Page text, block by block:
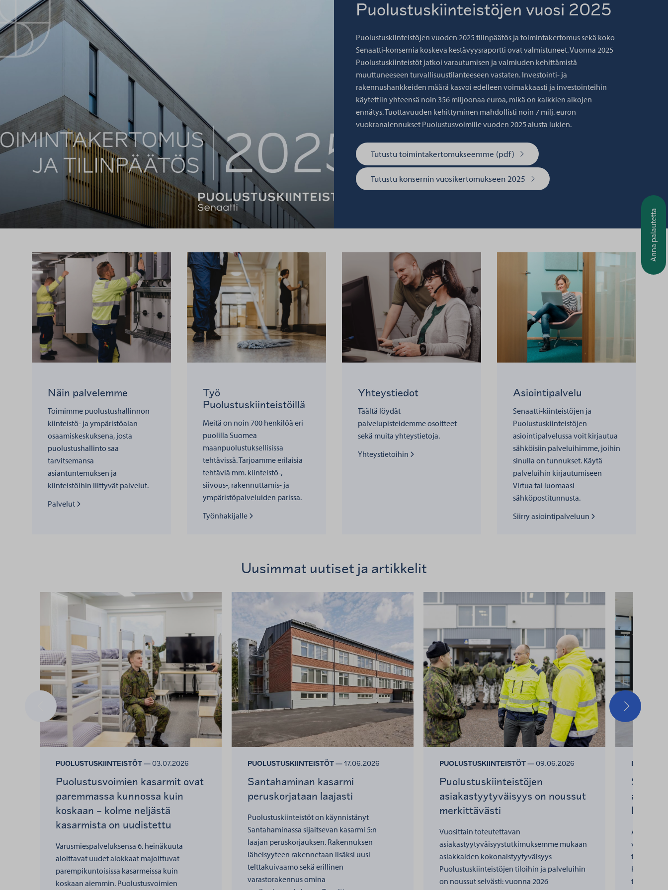
Puolustuskiinteistöjen vuosi 2025
Puolustuskiinteistöjen vuoden 2025 tilinpäätös ja toimintakertomus sekä koko
Senaatti-konsernia koskeva kestävyysraportti ovat valmistuneet. Vuonna 2025
Puolustuskiinteistöt jatkoi varautumisen ja valmiuden kehittämistä
muuttuneeseen turvallisuustilanteeseen vastaten. Investointi- ja
rakennushankkeiden määrä kasvoi edelleen voimakkaasti ja investointeihin
käytettiin yhteensä noin 356 miljoonaa euroa, mikä on kaikkien aikojen
ennätys. Tuottavuuden kehittyminen mahdollisti noin 7 milj. euron
vuokranalennukset Puolustusvoimille vuoden 2025 alusta lukien.
Tutustu toimintakertomukseemme (pdf)
Tutustu konsernin vuosikertomukseen 2025
Näin palvelemme
Toimimme puolustushallinnon
kiinteistö- ja ympäristöalan
osaamiskeskuksena, josta
puolustushallinto saa
tarvitsemansa
asiantuntemuksen ja
kiinteistöihin liittyvät palvelut.
Lue lisää kohteesta
Palvelut
Työ
Puolustuskiinteistöillä
Meitä on noin 700 henkilöä eri
puolilla Suomea
maanpuolustuksellisissa
tehtävissä. Tarjoamme erilaisia
tehtäviä mm. kiinteistö-,
siivous-, rakennuttamis- ja
ympäristöpalveluiden parissa.
Lue lisää kohteesta
Työnhakijalle
Yhteystiedot
Täältä löydät
palvelupisteidemme osoitteet
sekä muita yhteystietoja.
Lue lisää kohteesta
Yhteystietoihin
Asiointipalvelu
Senaatti-kiinteistöjen ja
Puolustuskiinteistöjen
asiointipalvelussa voit kirjautua
sähköisiin palveluihimme, joihin
sinulla on tunnukset. Käytä
palveluihin kirjautumiseen
Virtua tai luomaasi
sähköpostitunnusta.
Lue lisää kohteesta
Siirry asiointipalveluun
Uusimmat uutiset ja artikkelit
Edellinen
PUOLUSTUSKIINTEISTÖT — 03.07.2026
Puolustusvoimien kasarmit ovat
paremmassa kunnossa kuin
koskaan – kolme neljästä
kasarmista on uudistettu
Varusmiespalveluksensa 6. heinäkuuta
aloittavat uudet alokkaat majoittuvat
parempikuntoisissa kasarmeissa kuin
koskaan aiemmin. Puolustusvoimien
PUOLUSTUSKIINTEISTÖT —17.06.2026
Santahaminan kasarmi
peruskorjataan laajasti
Puolustuskiinteistöt on käynnistänyt
Santahaminassa sijaitsevan kasarmi 5:n
laajan peruskorjauksen. Rakennuksen
läheisyyteen rakennetaan lisäksi uusi
telttakuivaamo sekä erillinen
varastorakennus omina
PUOLUSTUSKIINTEISTÖT — 09.06.2026
Puolustuskiinteistöjen
asiakastyytyväisyys on noussut
merkittävästi
Vuosittain toteutettavan
asiakastyytyväisyystutkimuksemme mukaan
asiakkaiden kokonaistyytyväisyys
Puolustuskiinteistöjen tiloihin ja palveluihin
on noussut selvästi: vuonna 2026
hyvällä
valtaosa
tasolla: 76
Seuraava
Anna palautetta